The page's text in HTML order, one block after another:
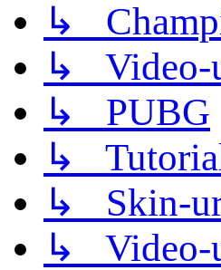
↳
↳ Video-
↳ PUBG
↳
↳ Skin-
↳ Video-